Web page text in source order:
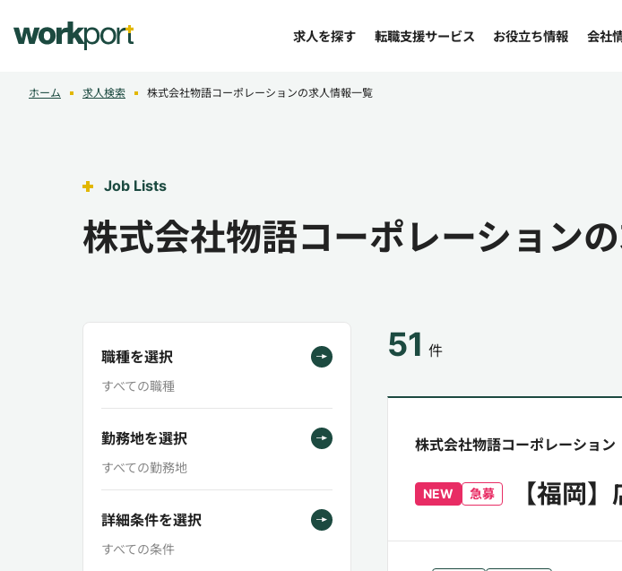
求人を探す 転職支援サービス お役立ち情報 会社
ホーム 求人検索 株式会社物語コーポレーションの求人情報一覧
Job Lists
株式会社物語コーポレーション
職種を選択
すべての職種
勤務地を選択
すべての勤務地
詳細条件を選択
すべての条件
51 件
株式会社物語コーポレーション
NEW 急募 【福岡